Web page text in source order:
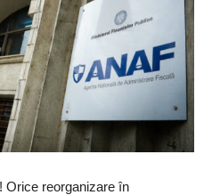
caracterul operativ și inopinat al controlului fiscal, practic, a fost anulat, crima organizată nemaiputând fi surprinsă, în flagrant, când comite fapte de evaziune fiscală, pentru că aplicarea legii a fost blocată prin proceduri. Iar cel ce nu respectă procedura, săvârșește un abuz, în opinia factorului politic, chiar dacă legea nu face trimitere la proceduri. Degeaba există, în lege, instrumentul autosesizării, informației, reclamației, sesizării, solicitării altor instituții, dacă se pierde caracterul inopinatului și operativului. Până ajunge informația sau solicitarea de aprobare, de la Botoșani la București, până se analizează, birocratic și politic, oportunitatea și până se obține, supra-birocratic, aprobarea, caracterul inopinat și operativ al controlului este anulat, iar consecințele sunt pe măsură. Iar ca „tacâmul să fie complet” Direcția Generală Antifraudă a fost deposedata, tot politic și de principalul instrument de operare, Legea 12/1990, transferată în portofoliul A.N.P.C. (instituție care deși n-are atribuții în domeniul prevenirii și constatării evaziunii fiscale, excelează la capitolul obediență politică). În aceste circumstanțe, prin adăugarea la lege a unor proceduri, ultra-birocratice, care blochează aplicarea legii, în timp real și prin eliminarea din aplicarea Legii 12/1990, a Direcției Generale Antifraudă, din cadrul A.N.A.F., Direcția a fost transformată într-o instituție „fantomă”, lăsată fără obiect concret de activitate (ori cu obiect de activitate formal), care este controlată, prin procedurile birocratice de aprobare a controlului, direct, de crima organizată, prin intermediul factorului politic (adică prin proceduri de control care au anulat, faptic, caracterul inopinat al controlului fiscal și l-au transformat într-un control programat). În acest sens, pentru orice avizat, este indubitabil că, în fapt, acesta a fost motivul real al desființării în 1993 a Gărzii Financiare, de către USL, adică Ponta, Chițoiu și Diaconu: eliminarea, la comanda crimei organizate, a controlului operativ inopinat, ce dădea „bătăi de cap” serioase și deranja interesele celor ce comiteau fapte de evaziune fiscală și beneficiau de protecție politică. La fel s-a procedat și cu Administrațiile pentru Contribuabilii Mijlocii din cadrul Direcțiilor Regionale ale Finanțelor Publice, care au fost desființate pentru că politicienii din U.D.M.R., din Covasna și Harghita (cei ce au întocmit expunerea de motive pentru modificarea legii), nu suportau să fie controlați de regionala Cluj a finanțelor publice, pentru că nu puteau asigura protecția. În concluzie, desființarea Gărzii Financiare, a Direcției Contribuabililor Mijlocii și modul cum funcționează Direcția Generală Antifraudă, sunt exemplul concret al modului cum acționează și funcționează mafia politică, în A.N.A.F., mafie ce protejează crima organizată. Sub masca reorganizării instituției, în scopul creșterii gradului de colectare, în realitate este distrusă instituția, fiind eliminat personalul incomod (adică profesioniștii incoruptibil și morali) și „văduvită” instituția de posibilitatea exercitării atribuțiilor fundamentale. În ce privește Inspecția fiscală, lucrurile sunt asemănătoare cu ce s-a întâmplat în cazul Gărzii Financiare, Administrațiilor Contribuabililor Mijlocii și Direcției Generale Antifraudă. Tot prin proceduri – emise, chipurile, pentru aplicarea legii -, respectiv prin inventarea așa zisului criteriu de programare în control pe bază de „risc fiscal” și al „programării prealabile în control”, pe baza unor criterii subiective, netransparente și, mai ales, discriminatorii, crima organizată controlează, prin intermediul componentei politice, aproape total și acest sector din ANAF. Pentru că, dacă ai sub control „programarea” și compartimentul „analiza de risc fiscal”, poți proteja orice contribuabili, neexistând niciun risc, real, ca societățile controlate de crima organizată să fie „călcate” de controlul inopinat sau inspecția fiscală, în timpul „mandatului” celui instalat politic. Neincluse în programele de control sau analiza de risc fiscal, societățile care fraudează bugetul public pot fi ușor „ocolite” sau „omise” spre a